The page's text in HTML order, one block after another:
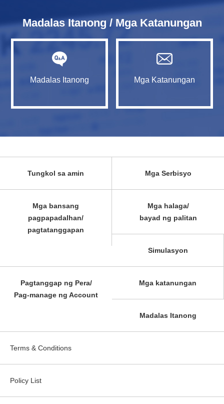
Madalas Itanong / Mga Katanungan
Madalas Itanong Mga Katanungan
Tungkol sa amin Mga Serbisyo
Mga bansang
pagpapadalhan/
pagtatanggapan
Mga halaga/
bayad ng palitan
Simulasyon
Pagtanggap ng Pera/
Pag-manage ng Account
Mga katanungan
Madalas Itanong
Terms & Conditions
Policy List